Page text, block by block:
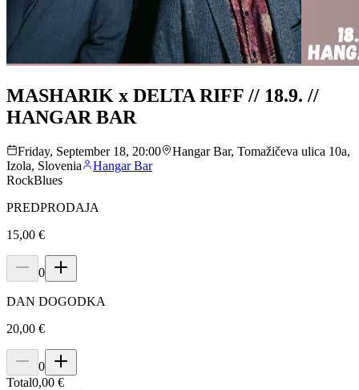
MASHARIK x DELTA RIFF // 18.9. //
HANGAR BAR
Friday, September 18, 20:00
Hangar Bar, Tomažičeva ulica 10a,
Izola, Slovenia
Hangar Bar
RockBlues
PREDPRODAJA
15,00 €
0
DAN DOGODKA
20,00 €
0
Total0,00 €